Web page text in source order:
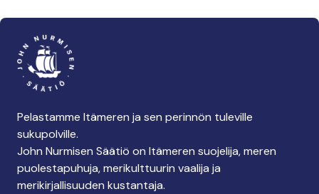
Pelastamme Itämeren ja sen perinnön tuleville
sukupolville.
John Nurmisen Säätiö on Itämeren suojelija, meren
puolestapuhuja, merikulttuurin vaalija ja
merikirjallisuuden kustantaja.